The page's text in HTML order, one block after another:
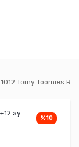
1012 Tomy Toomies
%10